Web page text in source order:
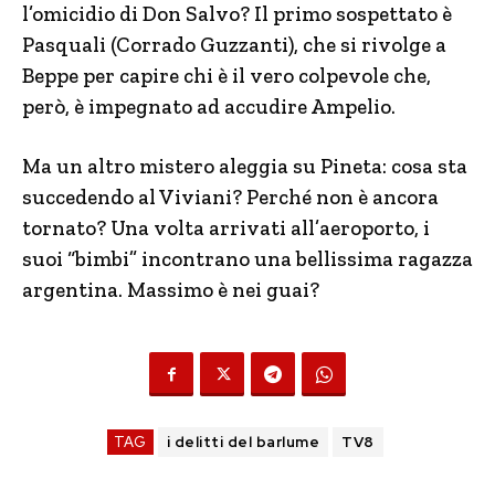
l’omicidio di Don Salvo? Il primo sospettato è
Pasquali (Corrado Guzzanti), che si rivolge a
Beppe per capire chi è il vero colpevole che,
però, è impegnato ad accudire Ampelio.
Ma un altro mistero aleggia su Pineta: cosa sta
succedendo al Viviani? Perché non è ancora
tornato? Una volta arrivati all’aeroporto, i
suoi “bimbi” incontrano una bellissima ragazza
argentina. Massimo è nei guai?
TAG i delitti del barlume TV8